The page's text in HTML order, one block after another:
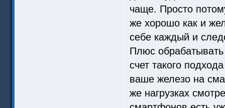
чаще. Просто
же хорошо как и
себе каждый и
Плюс
счет такого
ваше железо на
же нагрузках